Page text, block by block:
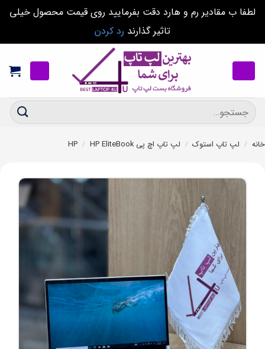
لطفا ب مقادیر رم و هارد دقت بفرمایید روی قیمت محصول خیلی
تاثیر گذارند رد کردن
content
جستجو
برای:
خانه / لپ تاپ استوک / لپ تاپ اچ پی HP / HP EliteBook